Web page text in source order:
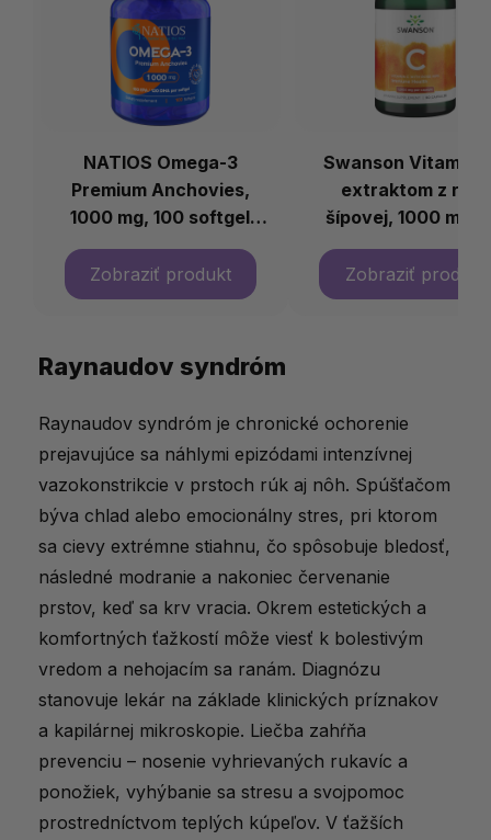
NATIOS Omega-3
Premium Anchovies,
1000 mg, 100 softgel
kapsúl
Swanson Vitamín
extraktom z ruže
šípovej, 1000 mg,
kapsúl
Raynaudov syndróm
Raynaudov syndróm je chronické ochorenie
prejavujúce sa náhlymi epizódami intenzívnej
vazokonstrikcie v prstoch rúk aj nôh. Spúšťačom
býva chlad alebo emocionálny stres, pri ktorom
sa cievy extrémne stiahnu, čo spôsobuje bledosť,
následné modranie a nakoniec červenanie
prstov, keď sa krv vracia. Okrem estetických a
komfortných ťažkostí môže viesť k bolestivým
vredom a nehojacím sa ranám. Diagnózu
stanovuje lekár na základe klinických príznakov
a kapilárnej mikroskopie. Liečba zahŕňa
prevenciu – nosenie vyhrievaných rukavíc a
ponožiek, vyhýbanie sa stresu a svojpomoc
prostredníctvom teplých kúpeľov. V ťažších